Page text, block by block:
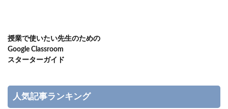
授業で使いたい先生のための
Google Classroom
スターターガイド
人気記事ランキング